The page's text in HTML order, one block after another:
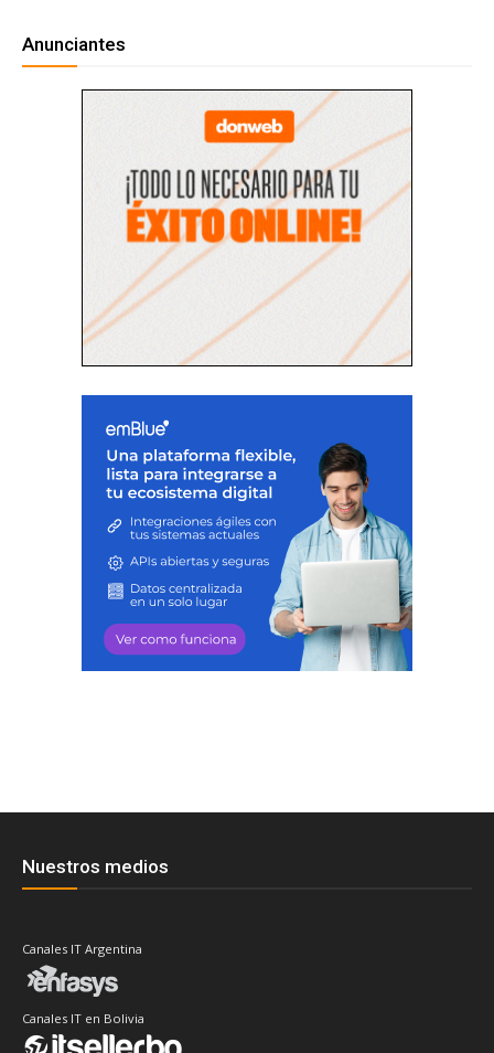
Anunciantes
Nuestros medios
Canales IT Argentina
Canales IT en Bolivia